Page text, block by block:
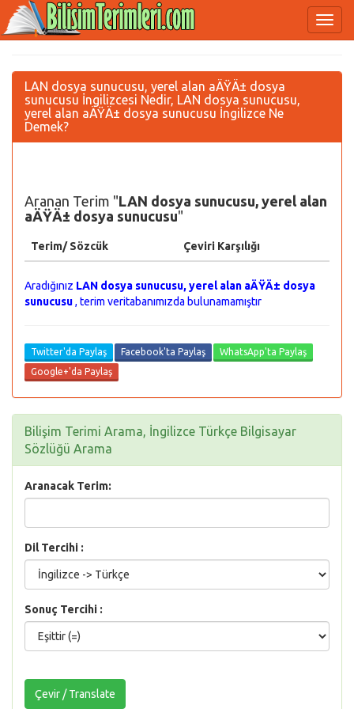
LAN dosya sunucusu, yerel alan aÄŸÄ± dosya
sunucusu İngilizcesi Nedir, LAN dosya sunucusu,
yerel alan aÄŸÄ± dosya sunucusu İngilizce Ne
Demek?
Aranan Terim "LAN dosya sunucusu, yerel alan
aÄŸÄ± dosya sunucusu"
Terim/ Sözcük Çeviri Karşılığı
Aradığınız LAN dosya sunucusu, yerel alan aÄŸÄ± dosya
sunucusu, terim veritabanımızda bulunamamıştır
Twitter'da Paylaş Facebook'ta Paylaş
WhatsApp'ta Paylaş
Google+'da Paylaş
Bilişim Terimi Arama, İngilizce Türkçe Bilgisayar
Sözlüğü Arama
Aranacak Terim:
Dil Tercihi :
Sonuç Tercihi :